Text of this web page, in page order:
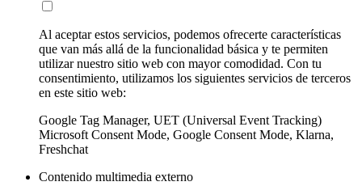
Al aceptar estos servicios, podemos ofrecerte características
que van más allá de la funcionalidad básica y te permiten
utilizar nuestro sitio web con mayor comodidad. Con tu
consentimiento, utilizamos los siguientes servicios de terceros
en este sitio web:
Google Tag Manager, UET (Universal Event Tracking)
Microsoft Consent Mode, Google Consent Mode, Klarna,
Freshchat
Contenido multimedia externo